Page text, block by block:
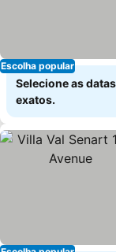
Escolha popular
Selecione as
exatos.